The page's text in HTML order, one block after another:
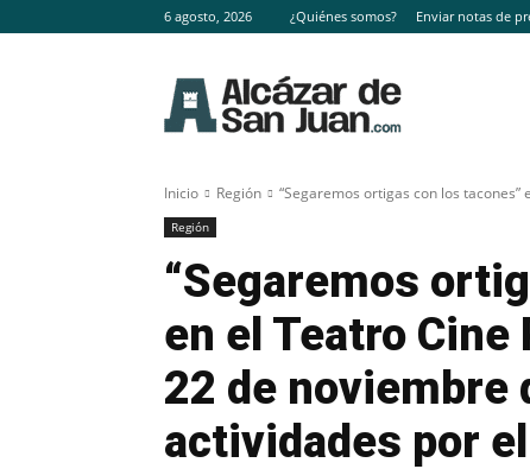
6 agosto, 2026 ¿Quiénes somos? Enviar notas de
Inicio Región “Segaremos ortigas con los
Región
“Segaremos
en el Teatro Cine
22 de noviembre
actividades por